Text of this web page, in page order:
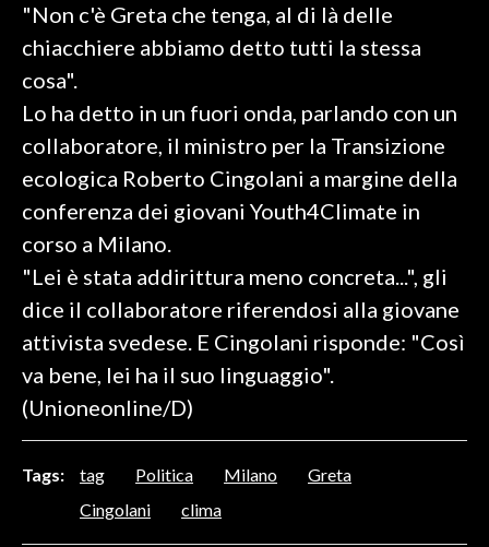
CALCIO REGIONALE
BASKET
VOLLEY
MOTORI
TENNIS
ALTRI SPORT
CULTURA
GOSSIP
SALUTE
SARDI NEL MONDO
"Non c'è Greta che tenga, al di là delle
chiacchiere abbiamo detto tutti la stessa
cosa".
Lo ha detto in un fuori onda, parlando con un
collaboratore, il ministro per la Transizione
ecologica Roberto Cingolani a margine della
conferenza dei giovani Youth4Climate in
corso a Milano.
"Lei è stata addirittura meno concreta...", gli
dice il collaboratore riferendosi alla giovane
attivista svedese. E Cingolani risponde: "Così
va bene, lei ha il suo linguaggio".
(Unioneonline/D)
Tags: tag Politica Milano
Greta
Cingolani
clima